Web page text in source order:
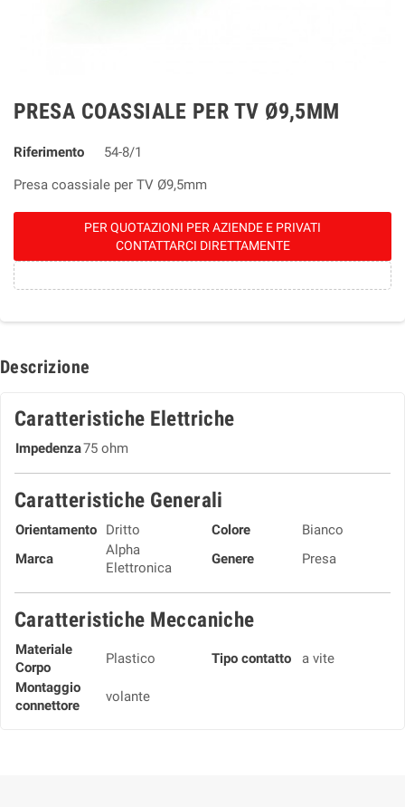
PRESA COASSIALE PER TV Ø9,5MM
Riferimento
54-8/1
Presa coassiale per TV Ø9,5mm
PER QUOTAZIONI PER AZIENDE E PRIVATI
CONTATTARCI DIRETTAMENTE
Descrizione
Caratteristiche Elettriche
Impedenza75 ohm
Caratteristiche Generali
Orientamento Dritto Colore
Bianco
Marca
Alpha
Elettronica
Genere Presa
Caratteristiche Meccaniche
Materiale
Corpo
Plastico Tipo contatto
a vite
Montaggio
connettore
volante